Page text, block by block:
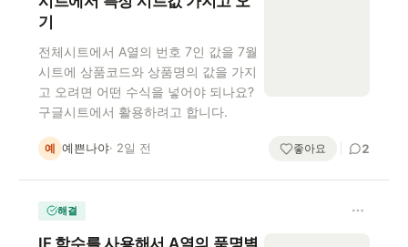
기
전체시트에서 A열의 번호 7인 값을 7월
시트에 상품코드와 상품명의 값을 가지
고 오려면 어떤 수식을 넣어야 되나요?
구글시트에서 활용하려고 합니다.
예 예쁜나야· 2일 전 좋아요 2
해결
IF 함수를 사용해서 A열의 품명별